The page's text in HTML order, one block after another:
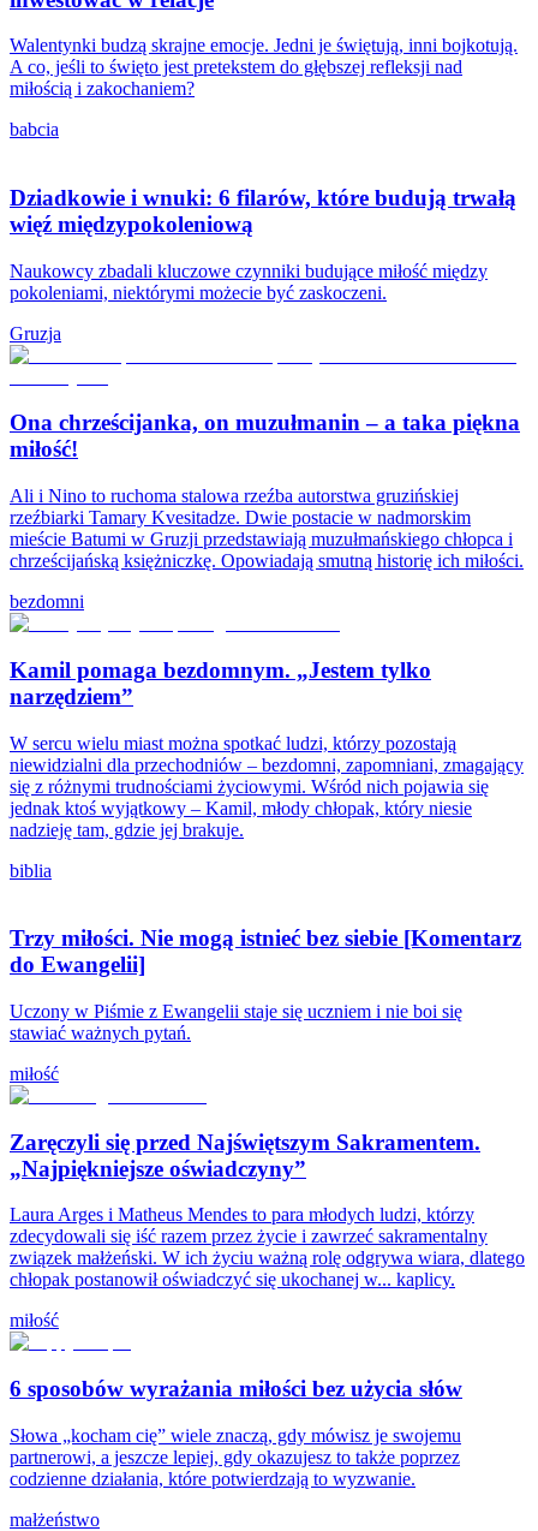
Walentynki budzą skrajne emocje. Jedni je świętują, inni bojkotują.
A co, jeśli to święto jest pretekstem do głębszej refleksji nad
miłością i zakochaniem?
babcia
Dziadkowie i wnuki: 6 filarów, które budują trwałą
więź międzypokoleniową
Naukowcy zbadali kluczowe czynniki budujące miłość między
pokoleniami, niektórymi możecie być zaskoczeni.
Gruzja
Ona chrześcijanka, on muzułmanin – a taka piękna
miłość!
Ali i Nino to ruchoma stalowa rzeźba autorstwa gruzińskiej
rzeźbiarki Tamary Kvesitadze. Dwie postacie w nadmorskim
mieście Batumi w Gruzji przedstawiają muzułmańskiego chłopca i
chrześcijańską księżniczkę. Opowiadają smutną historię ich miłości.
bezdomni
Kamil pomaga bezdomnym. „Jestem tylko
narzędziem”
W sercu wielu miast można spotkać ludzi, którzy pozostają
niewidzialni dla przechodniów – bezdomni, zapomniani, zmagający
się z różnymi trudnościami życiowymi. Wśród nich pojawia się
jednak ktoś wyjątkowy – Kamil, młody chłopak, który niesie
nadzieję tam, gdzie jej brakuje.
biblia
Trzy miłości. Nie mogą istnieć bez siebie [Komentarz
do Ewangelii]
Uczony w Piśmie z Ewangelii staje się uczniem i nie boi się
stawiać ważnych pytań.
miłość
Zaręczyli się przed Najświętszym Sakramentem.
„Najpiękniejsze oświadczyny”
Laura Arges i Matheus Mendes to para młodych ludzi, którzy
zdecydowali się iść razem przez życie i zawrzeć sakramentalny
związek małżeński. W ich życiu ważną rolę odgrywa wiara, dlatego
chłopak postanowił oświadczyć się ukochanej w... kaplicy.
miłość
6 sposobów wyrażania miłości bez użycia słów
Słowa „kocham cię” wiele znaczą, gdy mówisz je swojemu
partnerowi, a jeszcze lepiej, gdy okazujesz to także poprzez
codzienne działania, które potwierdzają to wyzwanie.
małżeństwo